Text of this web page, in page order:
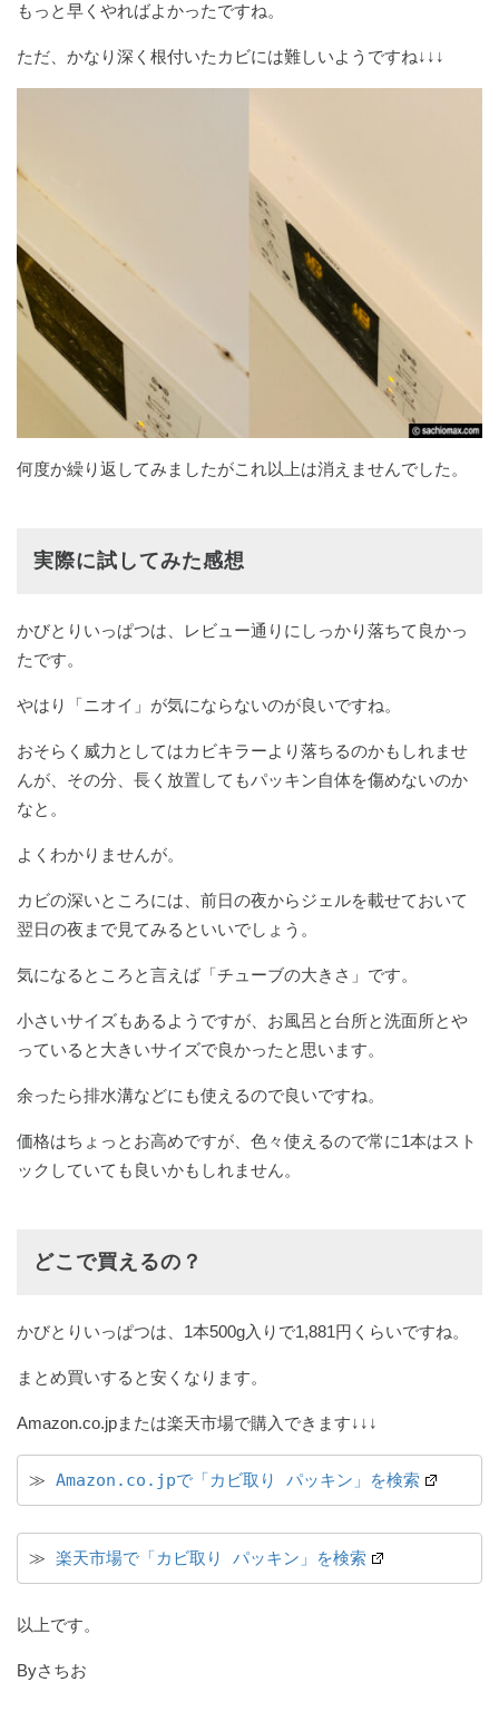
もっと早くやればよかったですね。
ただ、かなり深く根付いたカビには難しいようですね↓↓↓
何度か繰り返してみましたがこれ以上は消えませんでした。
実際に試してみた感想
かびとりいっぱつは、レビュー通りにしっかり落ちて良かっ
たです。
やはり「ニオイ」が気にならないのが良いですね。
おそらく威力としてはカビキラーより落ちるのかもしれませ
んが、その分、長く放置してもパッキン自体を傷めないのか
なと。
よくわかりませんが。
カビの深いところには、前日の夜からジェルを載せておいて
翌日の夜まで見てみるといいでしょう。
気になるところと言えば「チューブの大きさ」です。
小さいサイズもあるようですが、お風呂と台所と洗面所とや
っていると大きいサイズで良かったと思います。
余ったら排水溝などにも使えるので良いですね。
価格はちょっとお高めですが、色々使えるので常に1本はスト
ックしていても良いかもしれません。
どこで買えるの？
かびとりいっぱつは、1本500g入りで1,881円くらいですね。
まとめ買いすると安くなります。
Amazon.co.jpまたは楽天市場で購入できます↓↓↓
≫ Amazon.co.jpで「カビ取り パッキン」を検索
≫ 楽天市場で「カビ取り パッキン」を検索
以上です。
Byさちお